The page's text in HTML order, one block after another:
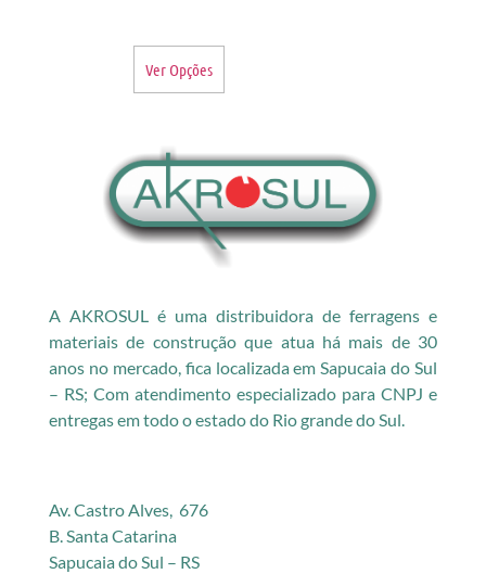
Ver Opções
A AKROSUL é uma distribuidora de ferragens e
materiais de construção que atua há mais de 30
anos no mercado, fica localizada em Sapucaia do Sul
– RS; Com atendimento especializado para CNPJ e
entregas em todo o estado do Rio grande do Sul.
Av. Castro Alves, 676
B. Santa Catarina
Sapucaia do Sul – RS